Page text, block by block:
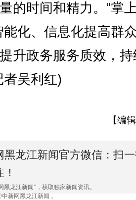
的时间和精力。“掌
能化、信息化提高群
升政务服务质效，
吴利红)
【编
黑龙江新闻官方微信：扫
黑龙江新闻”，获取独家新闻资讯。
新网黑龙江新闻 。